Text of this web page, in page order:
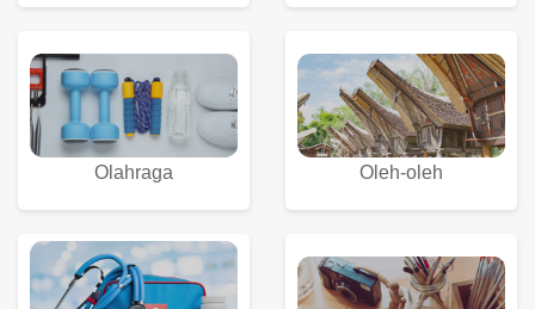
Olahraga Oleh-oleh